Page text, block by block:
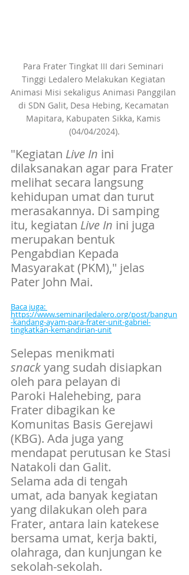
Para Frater Tingkat III dari Seminari
Tinggi Ledalero Melakukan Kegiatan
Animasi Misi sekaligus Animasi Panggilan
di SDN Galit, Desa Hebing, Kecamatan
Mapitara, Kabupaten Sikka, Kamis
(04/04/2024).
"Kegiatan Live In ini
dilaksanakan agar para Frater
melihat secara langsung
kehidupan umat dan turut
merasakannya. Di samping
itu, kegiatan Live In ini juga
merupakan bentuk
Pengabdian Kepada
Masyarakat (PKM)," jelas
Pater John Mai.
Baca juga:
https://www.seminariledalero.org/post/bangun
-kandang-ayam-para-frater-unit-gabriel-
tingkatkan-kemandirian-unit
Selepas menikmati
snack yang sudah disiapkan
oleh para pelayan di
Paroki Halehebing, para
Frater dibagikan ke
Komunitas Basis Gerejawi
(KBG). Ada juga yang
mendapat perutusan ke Stasi
Natakoli dan Galit.
Selama ada di tengah
umat, ada banyak kegiatan
yang dilakukan oleh para
Frater, antara lain katekese
bersama umat, kerja bakti,
olahraga, dan kunjungan ke
sekolah-sekolah.